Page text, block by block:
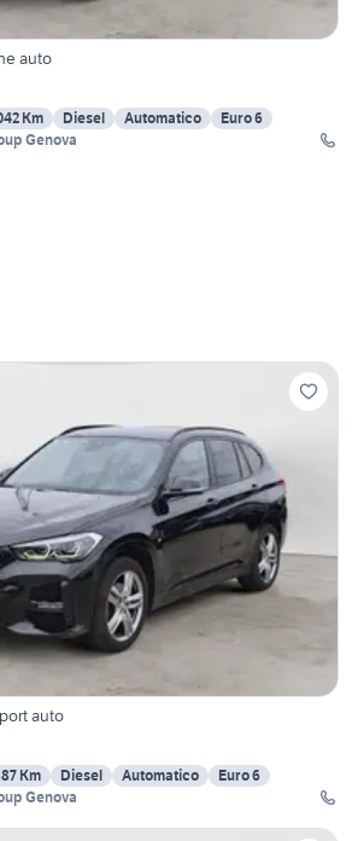
auto
Km Diesel Automatico
Euro 6
Genova
auto
Km Diesel Automatico
Euro 6
Genova